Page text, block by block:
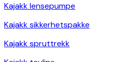
Kajakk lensepumpe
Kajakk sikkerhetspakke
Kajakk spruttrekk